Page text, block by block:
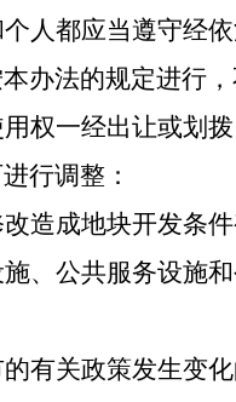
人都应当遵守经依
办法的规定进行
权一经出让或划拨
行调整：
改造成地块开发条
施、公共服务设施
的有关政策发生变